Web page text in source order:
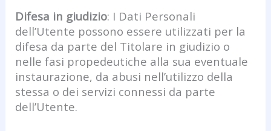
Difesa in giudizio: I Dati Personali
dell’Utente possono essere utilizzati per la
difesa da parte del Titolare in giudizio o
nelle fasi propedeutiche alla sua eventuale
instaurazione, da abusi nell’utilizzo della
stessa o dei servizi connessi da parte
dell’Utente.